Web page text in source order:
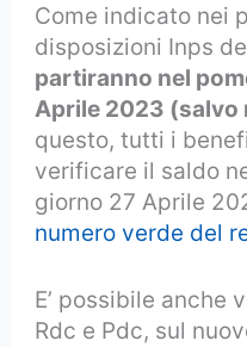
Come indicato nei
disposizioni Inps
partiranno nel
Aprile 2023 (salvo
questo, tutti i
verificare il saldo
giorno 27 Aprile
numero verde del
E’ possibile anche
Rdc e Pdc, sul